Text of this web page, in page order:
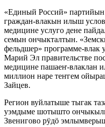
«Единый Россий»
граждан-влакын илыш
медицине услуго дене
семын ончыкталтын.
фельдшер» программе-
Марий Эл правительстве
медицине пашаеҥ-влаклан
миллион наре теҥгем
Зайцев.
Регион вуйлатыше тыгак
уэмдыме шотышто
Звенигово рӱдӧ